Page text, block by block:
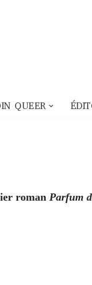
QUEER
roman Parfum